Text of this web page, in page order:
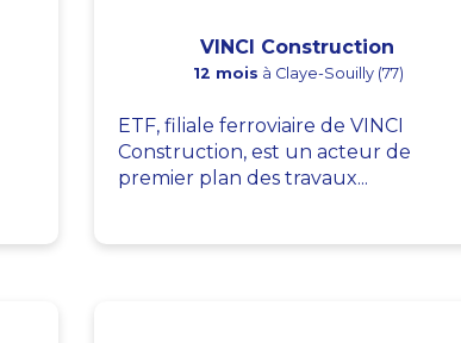
VINCI Construction
12 mois à Claye-Souilly (77)
ETF, filiale ferroviaire de VINCI
Construction, est un acteur de
premier plan des travaux...